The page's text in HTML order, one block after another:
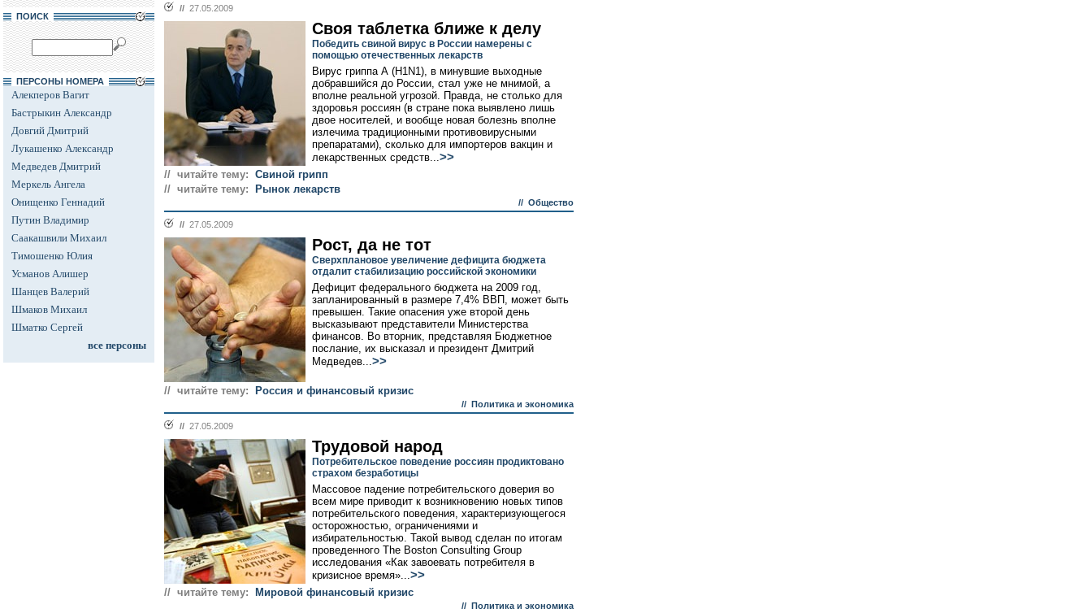
ПОИСК
ПЕРСОНЫ НОМЕРА
Алекперов Вагит
Бастрыкин Александр
Довгий Дмитрий
Лукашенко Александр
Медведев Дмитрий
Меркель Ангела
Онищенко Геннадий
Путин Владимир
Саакашвили Михаил
Тимошенко Юлия
Усманов Алишер
Шанцев Валерий
Шмаков Михаил
Шматко Сергей
все персоны
// 27.05.2009
Своя таблетка ближе к делу
Победить свиной вирус в России намерены с
помощью отечественных лекарств
Вирус гриппа А (H1N1), в минувшие выходные
добравшийся до России, стал уже не мнимой, а
вполне реальной угрозой. Правда, не столько для
здоровья россиян (в стране пока выявлено лишь
двое носителей, и вообще новая болезнь вполне
излечима традиционными противовирусными
препаратами), сколько для импортеров вакцин и
лекарственных средств...>>
// читайте тему: Свиной грипп
// читайте тему:
Рынок лекарств
// Общество
// 27.05.2009
Рост, да не тот
Сверхплановое увеличение дефицита бюджета
отдалит стабилизацию российской экономики
Дефицит федерального бюджета на 2009 год,
запланированный в размере 7,4% ВВП, может быть
превышен. Такие опасения уже второй день
высказывают представители Министерства
финансов. Во вторник, представляя Бюджетное
послание, их высказал и президент Дмитрий
Медведев...>>
// читайте тему: Россия и финансовый кризис
// Политика и экономика
// 27.05.2009
Трудовой народ
Потребительское поведение россиян продиктовано
страхом безработицы
Массовое падение потребительского доверия во
всем мире приводит к возникновению новых типов
потребительского поведения, характеризующегося
осторожностью, ограничениями и
избирательностью. Такой вывод сделан по итогам
проведенного The Boston Consulting Group
исследования «Как завоевать потребителя в
кризисное время»...>>
// читайте тему: Мировой финансовый кризис
// Политика и экономика